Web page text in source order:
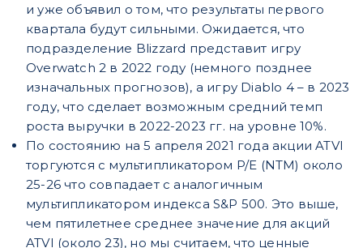
и уже объявил о том, что результаты первого
квартала будут сильными. Ожидается, что
подразделение Blizzard представит игру
Overwatch 2 в 2022 году (немного позднее
изначальных прогнозов), а игру Diablo 4 – в 2023
году, что сделает возможным средний темп
роста выручки в 2022-2023 гг. на уровне 10%.
По состоянию на 5 апреля 2021 года акции ATVI
торгуются с мультипликатором P/E (NTM) около
25-26 что совпадает с аналогичным
мультипликатором индекса S&P 500. Это выше,
чем пятилетнее среднее значение для акций
ATVI (около 23), но мы считаем, что ценные